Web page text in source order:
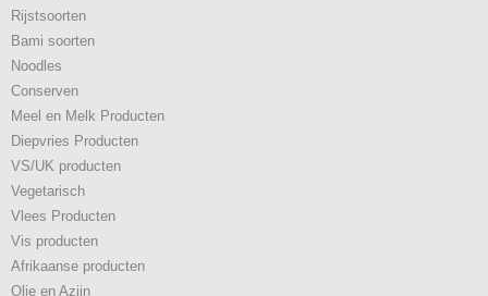
Rijstsoorten
Bami soorten
Noodles
Conserven
Meel en Melk Producten
Diepvries Producten
VS/UK producten
Vegetarisch
Vlees Producten
Vis producten
Afrikaanse producten
Olie en Azijn